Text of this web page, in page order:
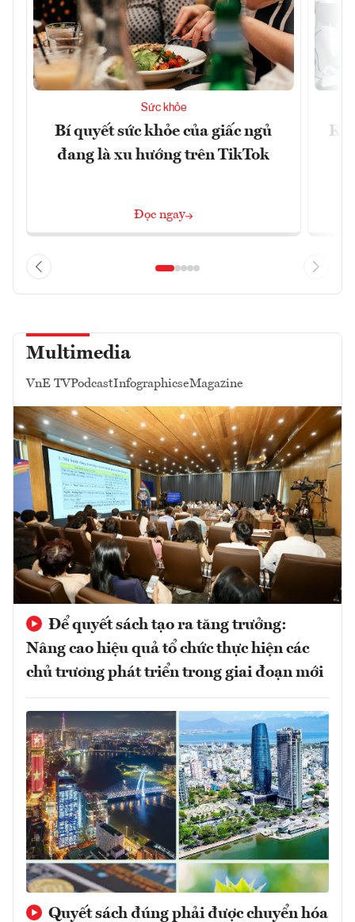
Sức khỏe
Bí quyết sức khỏe của giấc ngủ
đang là xu hướng trên TikTok
Đọc ngay
Multimedia
VnE TVPodcastInfographicseMagazine
Để quyết sách tạo ra tăng trưởng:
Nâng cao hiệu quả tổ chức thực hiện các
chủ trương phát triển trong giai đoạn mới
Quyết sách đúng phải được chuyển hóa